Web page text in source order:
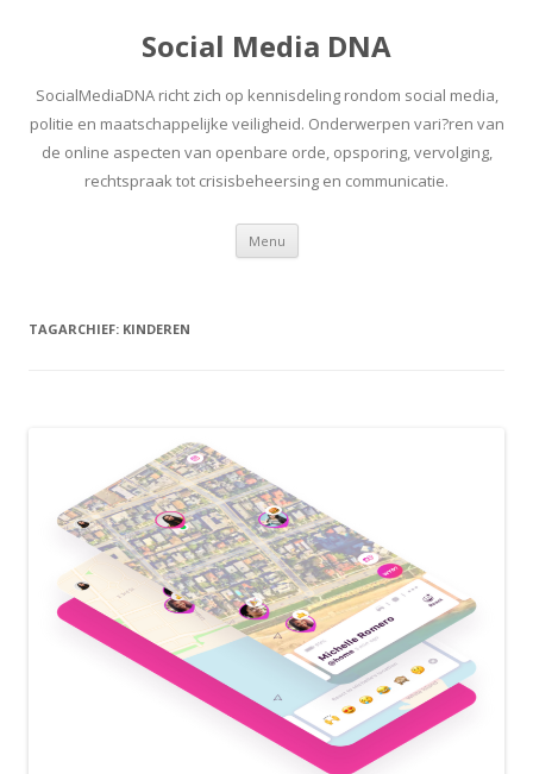
Social Media DNA
SocialMediaDNA richt zich op kennisdeling rondom social media,
politie en maatschappelijke veiligheid. Onderwerpen vari?ren van
de online aspecten van openbare orde, opsporing, vervolging,
rechtspraak tot crisisbeheersing en communicatie.
Menu Spring
inhoud
TAGARCHIEF: KINDEREN